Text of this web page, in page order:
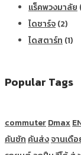
แร็คพวงมาลัย
ไดชาร์จ(2)
ไดสตาร์ท (1)
Popular Tags
commuterDmax
คันชัก คันส่งจานเดือ